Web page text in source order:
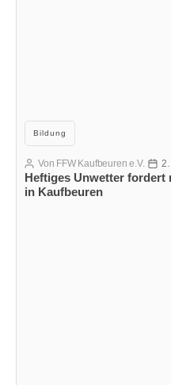
Kategorien
Bildung
Heftiges Unwetter fordert
in Kaufbeuren
Beitragsautor
Von FFW Kaufbeuren e.V.